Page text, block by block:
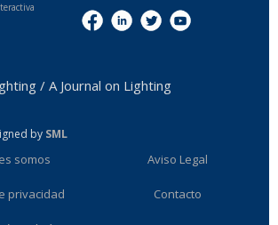
/ A Journal on Lighting
by SML
somos Aviso Legal
privacidad Contacto